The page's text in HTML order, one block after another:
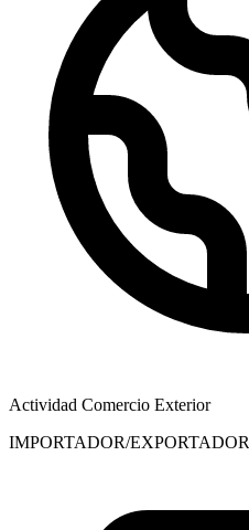
Actividad Comercio Exterior
IMPORTADOR/EXPORTADOR